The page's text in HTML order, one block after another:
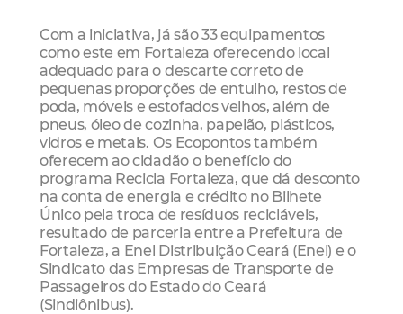
Com a iniciativa, já são 33 equipamentos
como este em Fortaleza oferecendo local
adequado para o descarte correto de
pequenas proporções de entulho, restos de
poda, móveis e estofados velhos, além de
pneus, óleo de cozinha, papelão, plásticos,
vidros e metais. Os Ecopontos também
oferecem ao cidadão o benefício do
programa Recicla Fortaleza, que dá desconto
na conta de energia e crédito no Bilhete
Único pela troca de resíduos recicláveis,
resultado de parceria entre a Prefeitura de
Fortaleza, a Enel Distribuição Ceará (Enel) e o
Sindicato das Empresas de Transporte de
Passageiros do Estado do Ceará
(Sindiônibus).